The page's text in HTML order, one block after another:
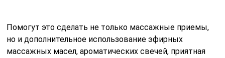
Помогут это сделать не только массажные приемы,
но и дополнительное использование эфирных
массажных масел, ароматических свечей, приятная